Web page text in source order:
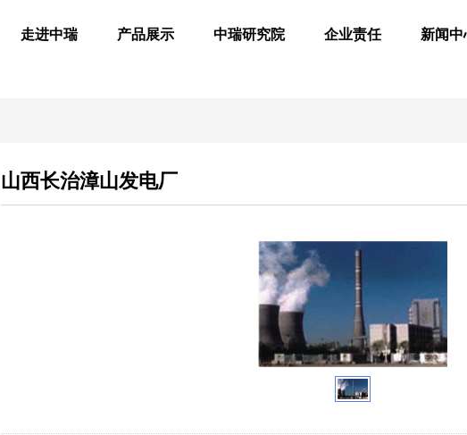
走进中瑞 产品展示 中瑞研究院 企业责任 新闻中
山西长治漳山发电厂